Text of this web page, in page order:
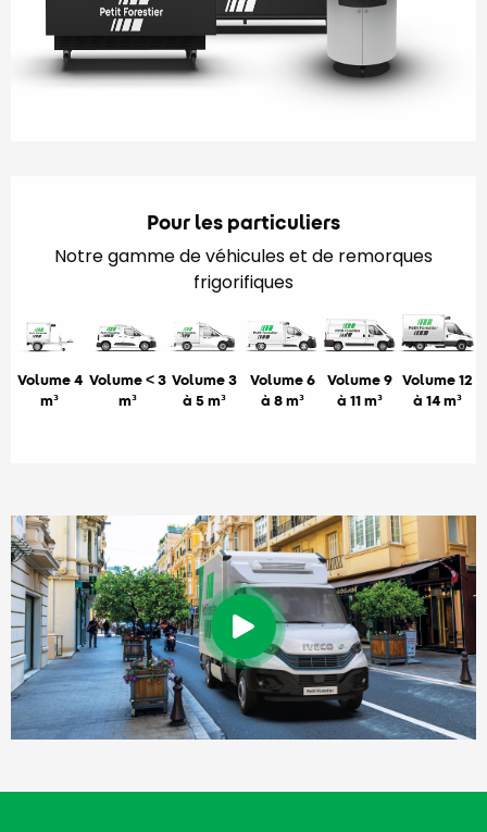
Pour les particuliers
Notre gamme de véhicules et de remorques
frigorifiques
Volume 4
m³
Volume < 3
m³
Volume 3
à 5 m³
Volume 6
à 8 m³
Volume 9
à 11 m³
Volume 12
à 14 m³